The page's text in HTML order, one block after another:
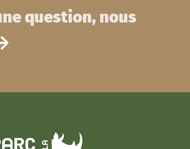
question, nous